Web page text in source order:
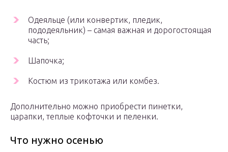
Одеяльце (или конвертик, пледик,
пододеяльник) – самая важная и дорогостоящая
часть;
Шапочка;
Костюм из трикотажа или комбез.
Дополнительно можно приобрести пинетки,
царапки, теплые кофточки и пеленки.
Что нужно осенью